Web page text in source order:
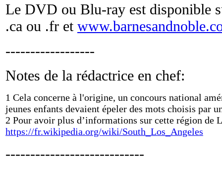
Le DVD ou Blu-ray est disponible
.ca ou .fr et
------------------
Notes de la rédactrice en chef:
1 Cela concerne à l'origine, un concours national
jeunes enfants devaient épeler des mots choisis par
2 Pour avoir plus d’informations sur cette région de
https://fr.wikipedia.org/wiki/South_Los_Angeles
----------------------------